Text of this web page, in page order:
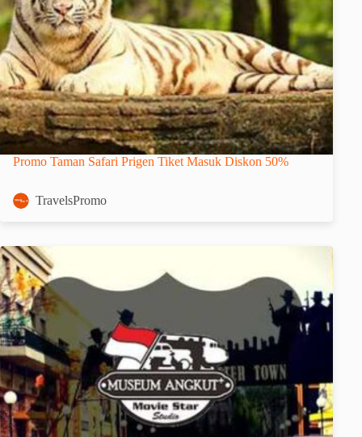
Promo Taman Safari Prigen Tiket Masuk Diskon 50%
TravelsPromo